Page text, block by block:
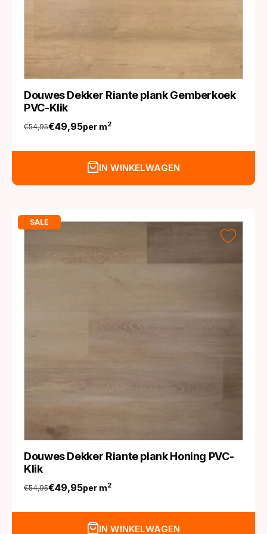
Douwes Dekker Riante plank Gemberkoek
PVC-Klik
€54,95
Oorspronkelijke
prijs
€49,95
Huidige
prijs
per m2
IN WINKELWAGEN
SALE
Douwes Dekker Riante plank Honing PVC-
Klik
€54,95
Oorspronkelijke
prijs
€49,95
Huidige
prijs
per m2
IN WINKELWAGEN